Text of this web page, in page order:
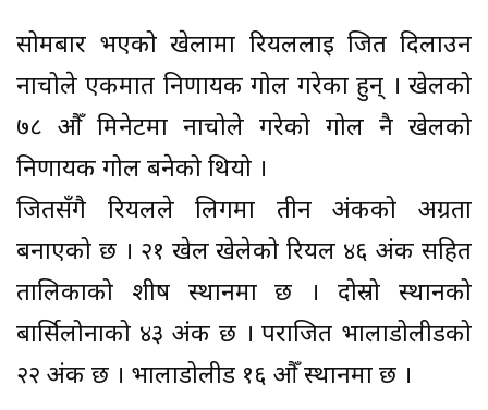
सोमबार भएको खेलामा रियललाई जित दिलाउन
नाचोले एकमार्त निर्णायक गोल गरेका हुन् । खेलको
७८ औँ मिनेटमा नाचोले गरेको गोल नै खेलको
निर्णायक गोल बनेको थियो ।
जितसँगै रियलले लिगमा तीन अंकको अग्रता
बनाएको छ । २१ खेल खेलेको रियल ४६ अंक सहित
तालिकाको शीर्ष स्थानमा छ । दोस्रो स्थानको
बार्सिलोनाको ४३ अंक छ । पराजित भालाडोलीडको
२२ अंक छ । भालाडोलीड १६ औँ स्थानमा छ ।